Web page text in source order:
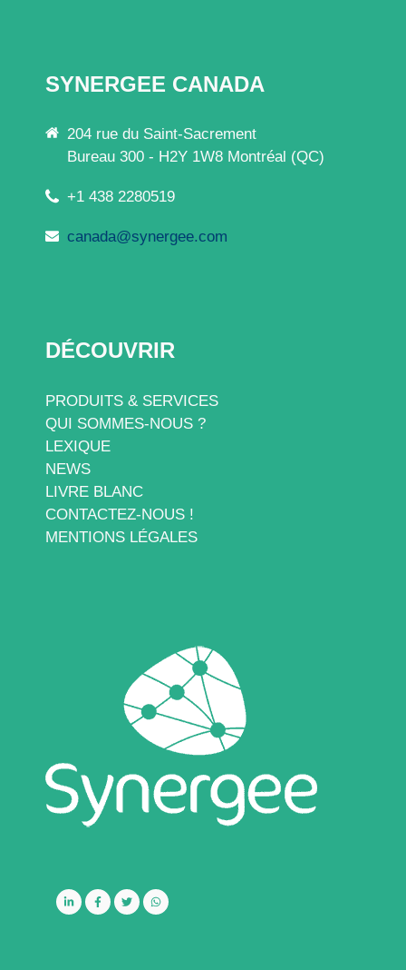
SYNERGEE CANADA
204 rue du Saint-Sacrement
Bureau 300 - H2Y 1W8 Montréal (QC)
+1 438 2280519
canada@synergee.com
DÉCOUVRIR
PRODUITS & SERVICES
QUI SOMMES-NOUS ?
LEXIQUE
NEWS
LIVRE BLANC
CONTACTEZ-NOUS !
MENTIONS LÉGALES